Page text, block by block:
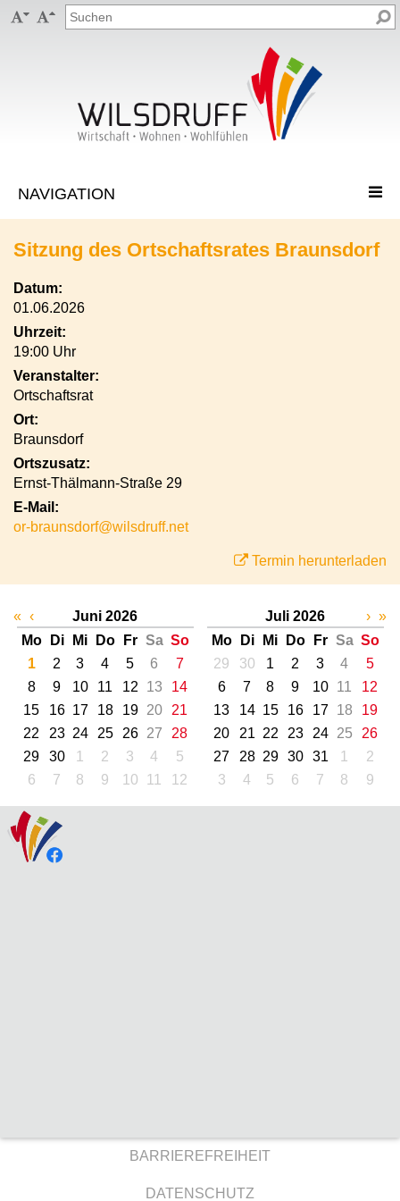
 
Sitzung des Ortschaftsrates Braunsdorf
Datum:
01.06.2026
Uhrzeit:
19:00 Uhr
Veranstalter:
Ortschaftsrat
Ort:
Braunsdorf
Ortszusatz:
Ernst-Thälmann-Straße 29
E-Mail:
or-braunsdorf@wilsdruff.net
Termin herunterladen
« ‹
Juni 2026
Mo
Di Mi Do Fr Sa So
1
2 3 4 5 6
7
8
9 10 11 12 13
14
15
16 17 18 19 20
21
22
23 24 25 26 27
28
29
30 1 2 3 4
5
6
7 8 9 10 11 12
Juli 2026
Mo
Di Mi Do Fr Sa So
29
30 1 2 3 4
5
6
7 8 9 10 11
12
13
14 15 16 17 18
19
20
21 22 23 24 25
26
27
28 29 30 31 1
2
3
4 5 6 7 8 9
› »
BARRIEREFREIHEIT
DATENSCHUTZ